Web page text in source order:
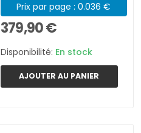
Prix par page : 0.036 €
379,90 €
Disponibilité: En stock
AJOUTER AU PANIER